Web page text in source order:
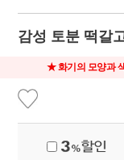
감성 토분 떡갈
★ 화기의 모양과